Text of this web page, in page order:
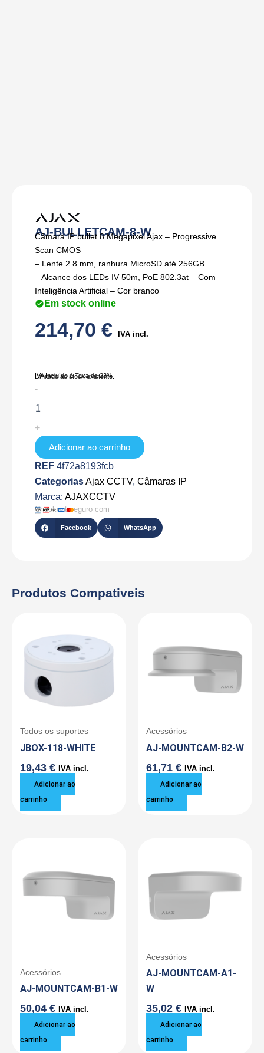
AJ-BULLETCAM-8-W
Câmara IP bullet 8 Megapixel Ajax – Progressive
Scan CMOS
– Lente 2.8 mm, ranhura MicroSD até 256GB
– Alcance dos LEDs IV 50m, PoE 802.3at – Com
Inteligência Artificial – Cor branco
Em stock online
214,70 € IVA incl.
IVA Incluído à Taxa de 23%
Limitado ao stock existente.
-Quantidade
de
AJ-
BULLETCAM-
8-
+
Adicionar ao carrinho
REF 4f72a8193fcb
CategoriasAjax CCTV, Câmaras IP
Marca: AJAXCCTV
Checkout seguro com
Facebook WhatsApp
Produtos Compativeis
Todos os suportes
JBOX-118-WHITE
19,43 € IVA incl.
Adicionar ao
carrinho
Acessórios
AJ-MOUNTCAM-B2-W
61,71 € IVA incl.
Adicionar ao
carrinho
Acessórios
AJ-MOUNTCAM-B1-W
50,04 € IVA incl.
Adicionar ao
carrinho
Acessórios
AJ-MOUNTCAM-A1-
W
35,02 € IVA incl.
Adicionar ao
carrinho